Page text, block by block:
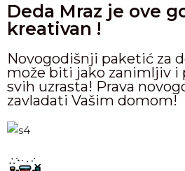
Deda Mraz je ove
kreativan !
Novogodišnji paketić za
može biti jako zanimljiv i
svih uzrasta! Prava
zavladati Vašim domom!